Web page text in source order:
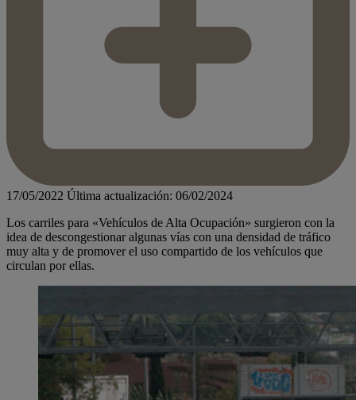
17/05/2022 Última actualización: 06/02/2024
Los carriles para «Vehículos de Alta Ocupación» surgieron con la
idea de descongestionar algunas vías con una densidad de tráfico
muy alta y de promover el uso compartido de los vehículos que
circulan por ellas.